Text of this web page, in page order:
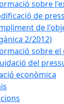
sobre
de
de
2/2012)
sobre
del
econòmica